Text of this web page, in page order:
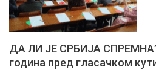
ДА ЛИ ЈЕ СРБИЈА
година пред гласачком